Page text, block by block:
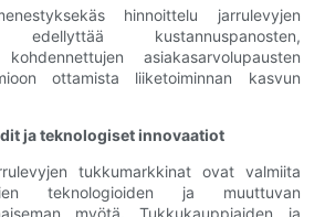
hinnoittelu jarrulevyjen
edellyttää kustannuspanosten,
asiakasarvolupausten
ottamista liiketoiminnan kasvun
ja teknologiset innovaatiot
tukkumarkkinat ovat valmiita
teknologioiden ja muuttuvan